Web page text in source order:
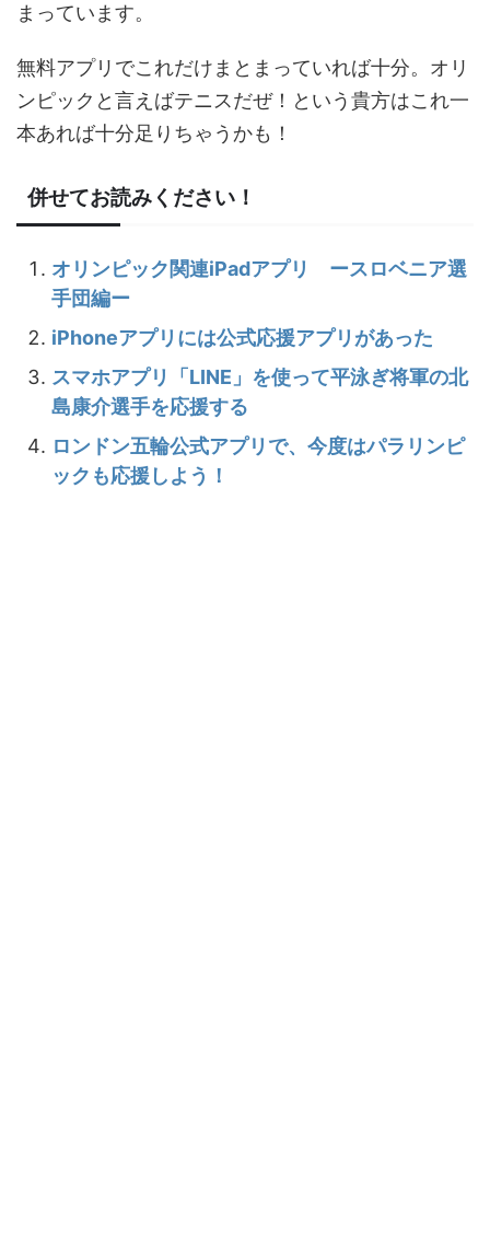
まっています。
無料アプリでこれだけまとまっていれば十分。オリ
ンピックと言えばテニスだぜ！という貴方はこれ一
本あれば十分足りちゃうかも！
併せてお読みください！
オリンピック関連iPadアプリ ースロベニア選
手団編ー
iPhoneアプリには公式応援アプリがあった
スマホアプリ「LINE」を使って平泳ぎ将軍の北
島康介選手を応援する
ロンドン五輪公式アプリで、今度はパラリンピ
ックも応援しよう！